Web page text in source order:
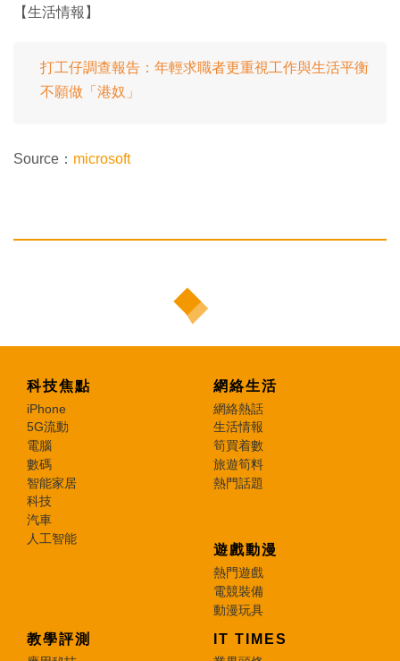
【生活情報】
打工仔調查報告：年輕求職者更重視工作與生活平衡
不願做「港奴」
Source： microsoft
科技焦點
iPhone
5G流動
電腦
數碼
智能家居
科技
汽車
人工智能
網絡生活
網絡熱話
生活情報
筍買着數
旅遊筍料
熱門話題
遊戲動漫
熱門遊戲
電競裝備
動漫玩具
教學評測 IT TIMES